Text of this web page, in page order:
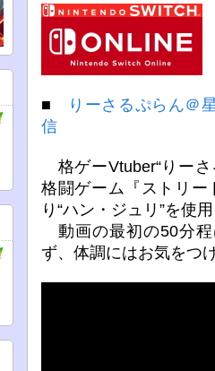
■
りーさるぷらん＠
信
格ゲーVtuber“りー
格闘ゲーム『ストリ
り“ハン・ジュリ”を使
動画の最初の50分程
ず、体調にはお気をつ